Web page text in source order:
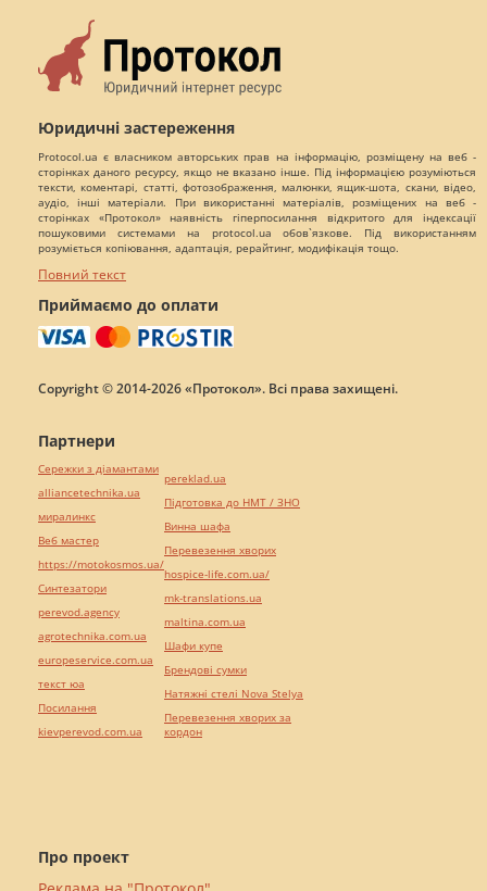
Юридичні застереження
Protocol.ua є власником авторських прав на інформацію, розміщену на веб -
сторінках даного ресурсу, якщо не вказано інше. Під інформацією розуміються
тексти, коментарі, статті, фотозображення, малюнки, ящик-шота, скани, відео,
аудіо, інші матеріали. При використанні матеріалів, розміщених на веб -
сторінках «Протокол» наявність гіперпосилання відкритого для індексації
пошуковими системами на protocol.ua обов`язкове. Під використанням
розуміється копіювання, адаптація, рерайтинг, модифікація тощо.
Повний текст
Приймаємо до оплати
Copyright © 2014-2026 «Протокол». Всі права захищені.
Про проект
Партнери
Сережки з діамантами
alliancetechnika.ua
миралинкс
Веб мастер
https://motokosmos.ua/
Синтезатори
perevod.agency
agrotechnika.com.ua
europeservice.com.ua
текст юа
Посилання
kievperevod.com.ua
pereklad.ua
Підготовка до НМТ / ЗНО
Винна шафа
Перевезення хворих
hospice-life.com.ua/
mk-translations.ua
maltina.com.ua
Шафи купе
Брендові сумки
Натяжні стелі Nova Stelya
Перевезення хворих за
кордон